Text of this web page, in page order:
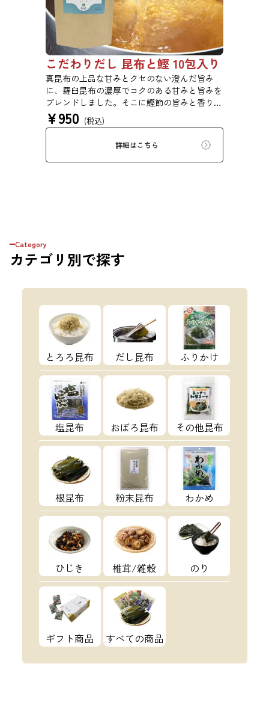
こだわりだし 昆布と鰹 10包入り
真昆布の上品な甘みとクセのない澄んだ旨み
に、羅臼昆布の濃厚でコクのある甘みと旨みを
ブレンドしました。そこに鰹節の旨みと香りを
合わせ、さらに深い味わいのおだしに仕上げま
した。素材そのままの味と香りをお楽しみくだ
さい。鍋物、煮物、汁物、炊き込みご飯などに
¥950 (税込)
詳細はこちら
Category
カテゴリ 別で探す
とろろ昆布 だし昆布 ふりかけ
塩昆布 おぼろ昆布 その他昆布
根昆布 粉末昆布 わかめ
ひじき 椎茸/雑穀 のり
ギフト商品 すべての商品